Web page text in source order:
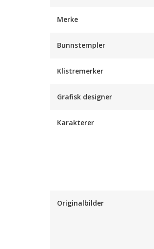
Merke
Bunnstempler
Klistremerker
Grafisk designer
Karakterer
Originalbilder